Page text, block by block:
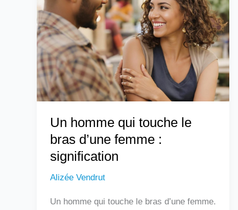
Un homme qui touche le
bras d’une femme :
signification
Alizée Vendrut
Un homme qui touche le bras d’une femme.
touche
le
bras
d’une
femme
: